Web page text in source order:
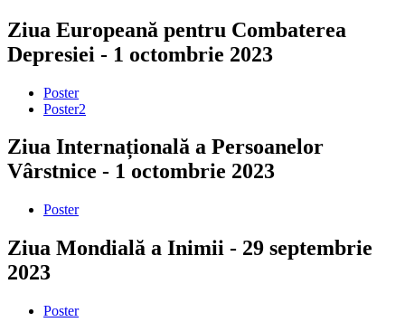
Ziua Europeană pentru Combaterea
Depresiei - 1 octombrie 2023
Poster
Poster2
Ziua Internațională a Persoanelor
Vârstnice - 1 octombrie 2023
Poster
Ziua Mondială a Inimii - 29 septembrie
2023
Poster